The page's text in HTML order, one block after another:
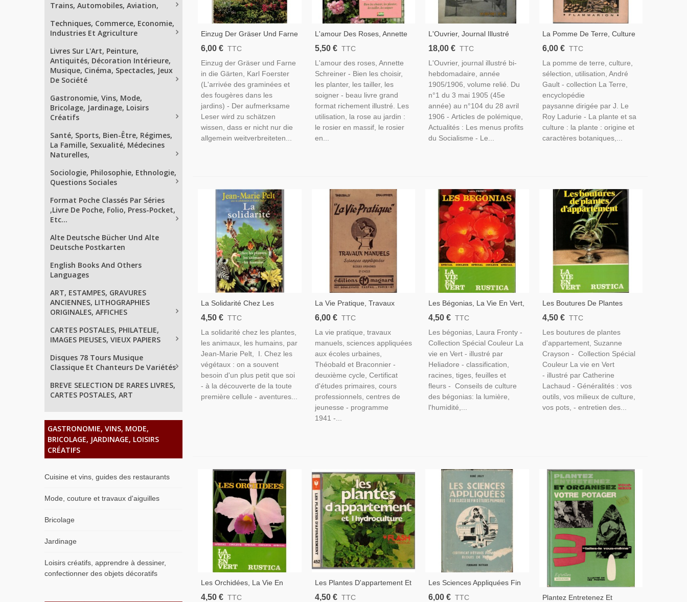
Trains, Automobiles, Aviation,
Techniques, Commerce, Economie,
Industries Et Agriculture
Livres Sur L'Art, Peinture,
Antiquités, Décoration Intérieure,
Musique, Cinéma, Spectacles, Jeux
De Société
Gastronomie, Vins, Mode,
Bricolage, Jardinage, Loisirs
Créatifs
Santé, Sports, Bien-Être, Régimes,
La Famille, Sexualité, Médecines
Naturelles,
Sociologie, Philosophie, Ethnologie,
Questions Sociales
Format Poche Classés Par Séries
,Livre De Poche, Folio, Press-Pocket,
Etc...
Alte Deutsche Bücher Und Alte
Deutsche Postkarten
English Books And Others
Languages
ART, ESTAMPES, GRAVURES
ANCIENNES, LITHOGRAPHIES
ORIGINALES, AFFICHES
CARTES POSTALES, PHILATELIE,
IMAGES PIEUSES, VIEUX PAPIERS
Disques 78 Tours Musique
Classique Et Chanteurs De Variétés
BREVE SELECTION DE RARES LIVRES,
CARTES POSTALES, ART
GASTRONOMIE, VINS, MODE,
BRICOLAGE, JARDINAGE, LOISIRS
CRÉATIFS
Cuisine et vins, guides des restaurants
Mode, couture et travaux d'aiguilles
Bricolage
Jardinage
Loisirs créatifs, apprendre à dessiner,
confectionner des objets décoratifs
Einzug Der Gräser Und Farne
In Die Gärten, Karl Foerster,
Fougères, Botanique, Natur,
6,00 € TTC
Einzug der Gräser und Farne
in die Gärten, Karl Foerster
(L'arrivée des graminées et
des fougères dans les
jardins) - Der aufmerksame
Leser wird zu schätzen
wissen, dass er nicht nur die
allgemein weitverbreiteten...
L'amour Des Roses, Annette
Schreiner, 1992 - Fleurs,
Jardinage,
5,50 € TTC
L'amour des roses, Annette
Schreiner - Bien les choisir,
les planter, les tailler, les
soigner - beau livre grand
format richement illustré. Les
utilisation, la rose au jardin :
le rosier en massif, le rosier
en...
L'Ouvrier, Journal Illustré
Année 1905 - 906 - Journaux
Sciences, Actualités,
18,00 € TTC
L'Ouvrier, journal illustré bi-
hebdomadaire, année
1905/1906, volume relié. Du
n°1 du 3 mai 1905 (45e
année) au n°104 du 28 avril
1906 - Articles de polémique,
Actualités : Les menus profits
du Socialisme - Le...
La Pomme De Terre, Culture
Sélection Utilisation, André
Potager, Jardinage,
Agriculture,
6,00 € TTC
La pomme de terre, culture,
sélection, utilisation, André
Gault - collection La Terre,
encyclopédie
paysanne dirigée par J. Le
Roy Ladurie - La plante et sa
culture : la plante : origine et
caractères botaniques,...
La Solidarité Chez Les
Plantes, Les Animaux, Les
Humains, Jean-Marie Pelt,
2004 - Comportement Des
Animaux, Monde Végétal
4,50 € TTC
La solidarité chez les plantes,
les animaux, les humains, par
Jean-Marie Pelt, I. Chez les
végétaux : on a souvent
besoin d'un plus petit que soi
- à la découverte de la toute
première cellule - aventures...
La Vie Pratique, Travaux
Manuels Écoles Urbaines,
Théobald Braconnier 1943 -,
Manuels Technologie, Outils,
Bricolage,
6,00 € TTC
La vie pratique, travaux
manuels, sciences appliquées
aux écoles urbaines,
Théobald et Braconnier -
deuxième cycle, Certificat
d'études primaires, cours
professionnels, centres de
jeunesse - programme
1941 -...
Les Bégonias, La Vie En Vert,
Laura Fronty 1989 - Fleurs,
Botanique, Flore, Jardinage,
4,50 € TTC
Les bégonias, Laura Fronty -
Collection Spécial Couleur La
vie en Vert - illustré par
Heliadore - classification,
racines, tiges, feuilles et
fleurs - Conseils de culture
des bégonias: la lumière,
l'humidité,...
Les Boutures De Plantes
D'appartement, La Vie En
Vert, Suzanne Crayson 1991
- Botanique, Flore, Jardinage,
4,50 € TTC
Les boutures de plantes
d'appartement, Suzanne
Crayson - Collection Spécial
Couleur La vie en Vert
- illustré par Catherine
Lachaud - Généralités : vos
outils, vos milieux de culture,
vos pots, - entretien des...
Les Orchidées, La Vie En
Vert, Patrick Mioulane 1989 -
4,50 € TTC
Les Plantes D'appartement Et
L'hydroculture, Michel
4,50 € TTC
Les Sciences Appliquées Fin
D'études Primaires Filles,
6,00 € TTC
Plantez Entretenez Et